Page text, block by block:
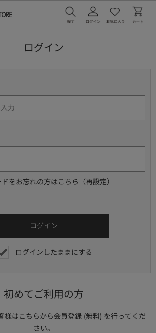
ログイン
をお忘れの方はこちら（再設定）
ログインしたままにする
初めてご利用の方
様はこちらから会員登録 (無料) を行ってくだ
さい。